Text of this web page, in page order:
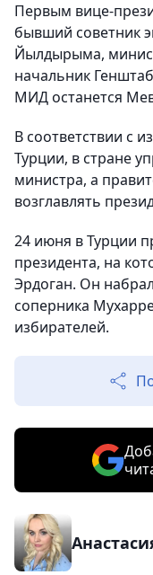
Первым вице-
бывший советник
Йылдырыма,
начальник
МИД останется
В соответствии с
Турции, в стране
министра, а
возглавлять
24 июня в Турции
президента, на
Эрдоган. Он
соперника
избирателей.